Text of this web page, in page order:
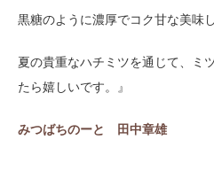
黒糖のように濃厚でコク甘な美味
夏の貴重なハチミツを通じて、ミ
たら嬉しいです。』
みつばちのーと 田中章雄